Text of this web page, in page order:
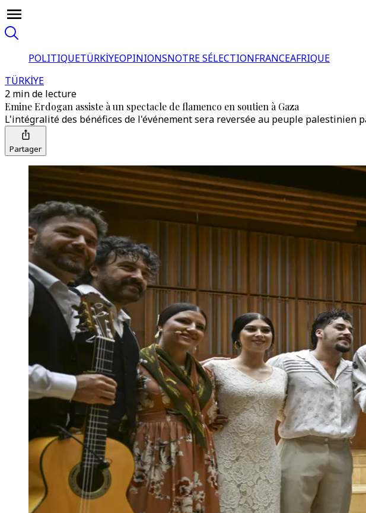
POLITIQUETÜRKİYEOPINIONSNOTRE SÉLECTIONFRANCEAFRIQUE
TÜRKİYE
2 min de lecture
Emine Erdogan assiste à un spectacle de flamenco en soutien à Gaza
L'intégralité des bénéfices de l'événement sera reversée au peuple palestinien
Partager